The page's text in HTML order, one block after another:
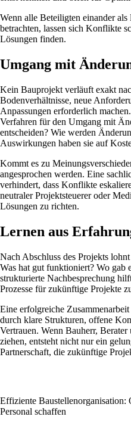
Wenn alle Beteiligten einander
betrachten, lassen sich Konflikte
Lösungen finden.
Umgang mit
Kein Bauprojekt verläuft exakt
Bodenverhältnisse, neue
Anpassungen erforderlich
Verfahren für den Umgang mit
entscheiden? Wie werden
Auswirkungen haben sie auf
Kommt es zu
angesprochen werden. Eine
verhindert, dass Konflikte
neutraler Projektsteuerer oder
Lösungen zu richten.
Lernen aus
Nach Abschluss des Projekts
Was hat gut funktioniert? Wo gab
strukturierte Nachbesprechung
Prozesse für zukünftige Projekte
Eine erfolgreiche
durch klare Strukturen, offene
Vertrauen. Wenn Bauherr,
ziehen, entsteht nicht nur ein
Partnerschaft, die zukünftige
Effiziente
Personal schaffen